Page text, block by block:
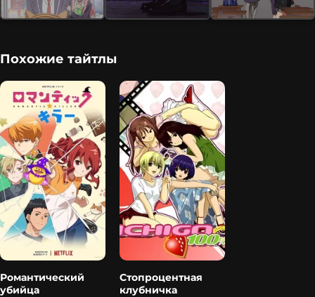
Похожие тайтлы
Романтический
убийца
Стопроцентная
клубничка